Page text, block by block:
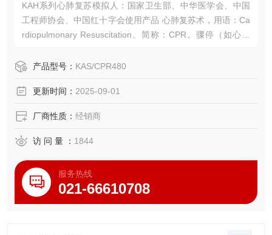
KAH系列心肺复苏模拟人：国家卫生部、中华医学会、中国
工程师协会、中国红十字会使用产品 心肺复苏术，用语：Ca
rdiopulmonary Resuscitation。简称：CPR。骤停（如心脏
事故、旅游意外、自然灾害、意外事故等所造成的心脏骤
施。
产品型号： KAS/CPR480
更新时间： 2025-09-01
厂商性质： 经销商
访 问 量 ： 1844
服务热线
021-66610708